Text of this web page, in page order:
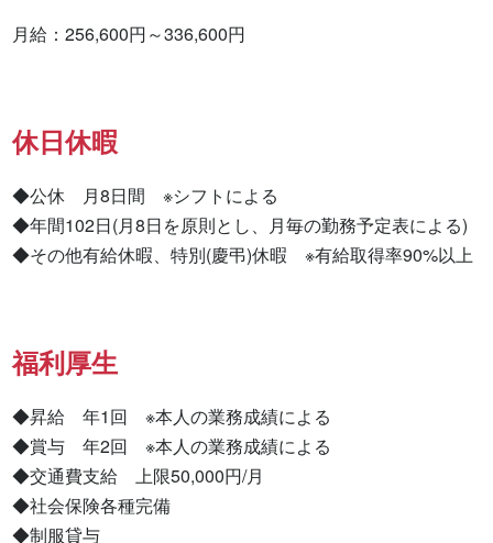
月給：256,600円～336,600円
休日休暇
◆公休　月8日間　※シフトによる
◆年間102日(月8日を原則とし、月毎の勤務予定表による)
◆その他有給休暇、特別(慶弔)休暇　※有給取得率90%以上
福利厚生
◆昇給　年1回　※本人の業務成績による
◆賞与　年2回　※本人の業務成績による
◆交通費支給　上限50,000円/月
◆社会保険各種完備
◆制服貸与